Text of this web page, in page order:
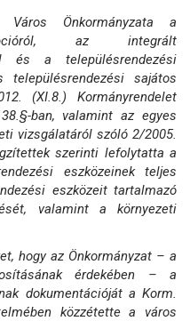
Város Önkormányzata a
az integrált
és a településrendezési
településrendezési sajátos
(XI.8.) Kormányrendelet
ban, valamint az egyes
vizsgálatáról szóló 2/2005.
szerinti lefolytatta a
eszközeinek teljes
eszközeit tartalmazó
valamint a környezeti
hogy az Önkormányzat – a
érdekében – a
dokumentációját a Korm.
közzétette a város